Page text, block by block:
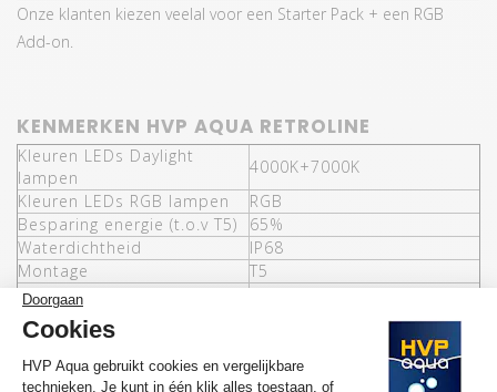
Onze klanten kiezen veelal voor een Starter Pack + een RGB
Add-on.
KENMERKEN HVP AQUA RETROLINE
Kleuren LEDs Daylight
lampen
4000K+7000K
Kleuren LEDs RGB lampen
RGB
Besparing energie (t.o.v T5)
65%
Waterdichtheid
IP68
Montage
T5
Aantal lengtes
10 (438mm - 1450mm)
Controller mogelijk
Ja, Mini-controller + 5CH +
8CH Wifi (optioneel)
Schijnhoek
120°
Wattage per lamp
20,4W